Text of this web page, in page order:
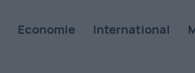
Economie International